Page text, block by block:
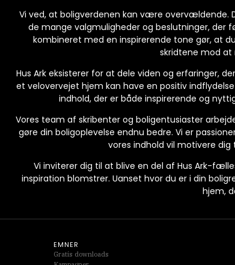
Vi ved, at boligverdenen kan være
de mange valgmuligheder og beslutninger, der
kombineret med en inspirerende tone gør, at
skridtene mod at
Hus Ark eksisterer for at dele viden og erfaringer,
et velovervejet hjem kan have en positiv
indhold, der er både inspirerende og
Vores team af skribenter og boligentusiaster
gøre din boligoplevelse endnu bedre. Vi er
vores indhold vil motivere
Vi inviterer dig til at blive en del af Hus Ark-
inspiration blomstrer. Uanset hvor du er i din
hjem,
EMNER
Gratis downloads